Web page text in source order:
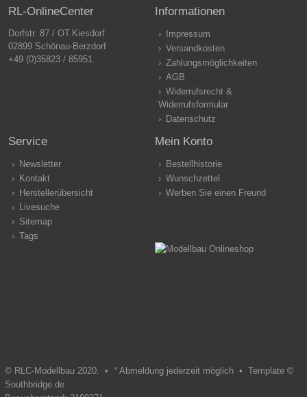
RL-OnlineCenter
Dorfstr. 87 / OT.Kiesdorf
02899 Schönau-Berzdorf
+49 (0)35823 / 85951
Informationen
Impressum
Versandkosten
Zahlungsmöglichkeiten
AGB
Widerrufsrecht &
Widerrufsformular
Datenschutz
Service
Newsletter
Kontakt
Herstellerübersicht
Livesuche
Sitemap
Tags
Mein Konto
Bestellhistorie
Wunschzettel
Werben Sie einen Freund
© RLC-Modellbau 2020. • *Abmeldung jederzeit möglich • Template ©
Southbridge.de